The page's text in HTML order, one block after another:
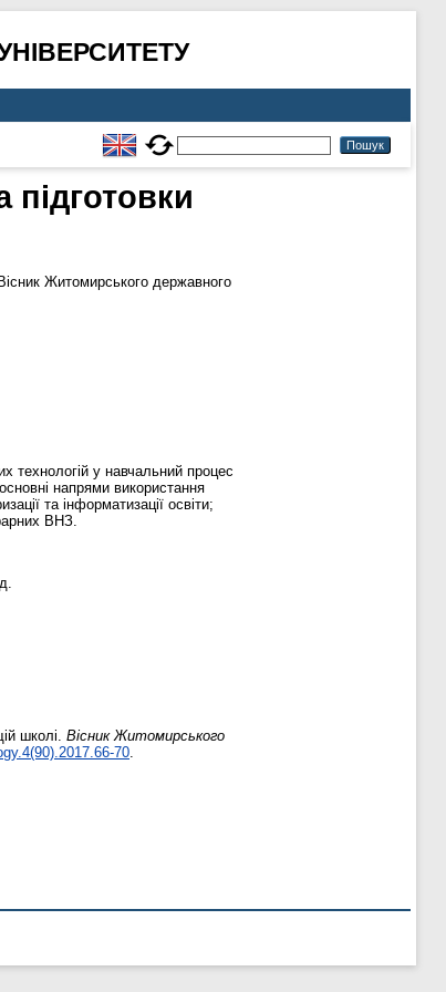
підготовки
Вісник Житомирського державного
технологій у навчальний процес
напрями використання
та інформатизації освіти;
ВНЗ.
школі. Вісник Житомирського
70